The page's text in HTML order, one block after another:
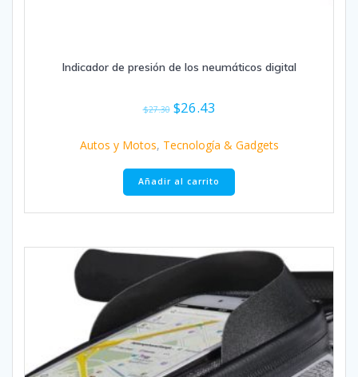
Indicador de presión de los neumáticos digital
$27.30 El
original
$27.30.
$26.43
actual
$26.43.
Autos y Motos, Tecnología & Gadgets
Añadir al carrito